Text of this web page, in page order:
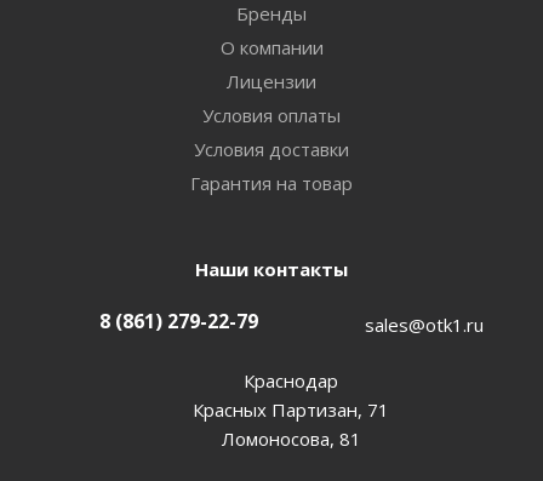
Бренды
О компании
Лицензии
Условия оплаты
Условия доставки
Гарантия на товар
Наши контакты
8 (861) 279-22-79 sales@otk1.ru
Краснодар
Красных Партизан, 71
Ломоносова, 81